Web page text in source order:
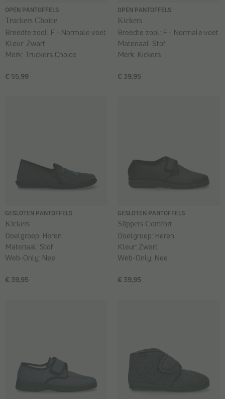
OPEN PANTOFFELS
Truckers Choice
€ 55,99
Breedte zool: F - Normale voet
Kleur: Zwart
Merk: Truckers Choice
OPEN PANTOFFELS
Kickers
€ 39,95
Breedte zool: F - Normale voet
Materiaal: Stof
Merk: Kickers
GESLOTEN PANTOFFELS
Kickers
€ 39,95
Doelgroep: Heren
Materiaal: Stof
Web-Only: Nee
GESLOTEN PANTOFFELS
Slippers Comfort
€ 39,95
Doelgroep: Heren
Kleur: Zwart
Web-Only: Nee